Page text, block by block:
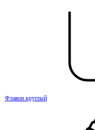
Флакон круглый